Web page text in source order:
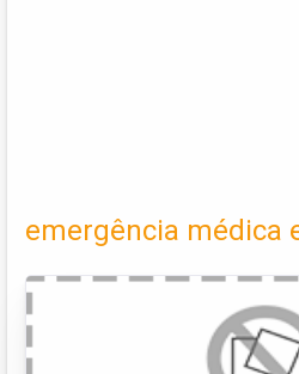
emergência médica